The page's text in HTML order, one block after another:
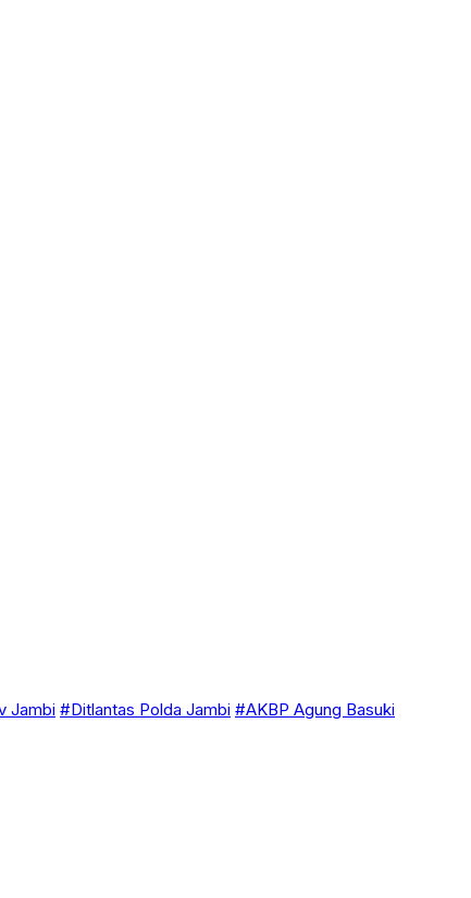
Jambi #Ditlantas Polda Jambi #AKBP Agung Basuki